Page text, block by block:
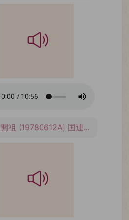
開祖 (19780612A) 国連本部会議場演説